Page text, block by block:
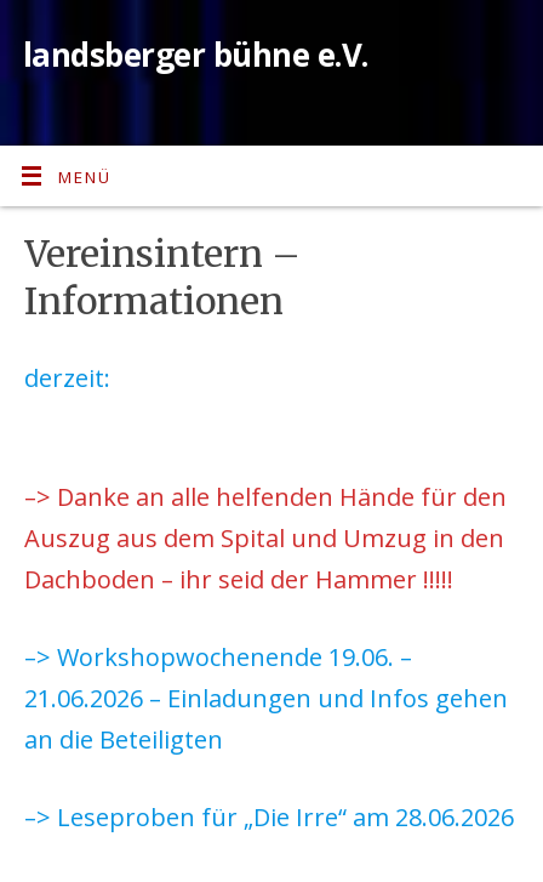
landsberger bühne e.V.
MENÜ
Vereinsintern –
Informationen
derzeit:
–> Danke an alle helfenden Hände für den
Auszug aus dem Spital und Umzug in den
Dachboden – ihr seid der Hammer !!!!!
–> Workshopwochenende 19.06. –
21.06.2026 – Einladungen und Infos gehen
an die Beteiligten
–> Leseproben für „Die Irre“ am 28.06.2026